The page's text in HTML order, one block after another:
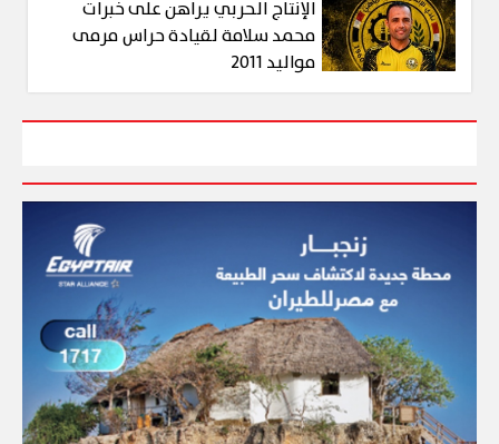
الإنتاج الحربي يراهن على خبرات
محمد سلامة لقيادة حراس مرمى
مواليد 2011